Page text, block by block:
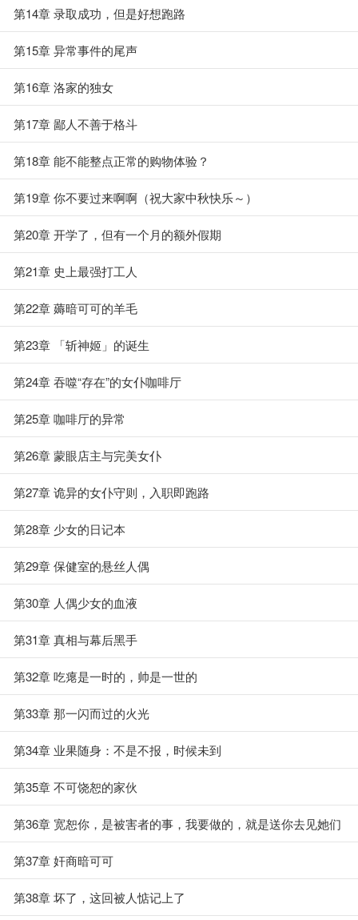
第14章 录取成功，但是好想跑路
第15章 异常事件的尾声
第16章 洛家的独女
第17章 鄙人不善于格斗
第18章 能不能整点正常的购物体验？
第19章 你不要过来啊啊（祝大家中秋快乐～）
第20章 开学了，但有一个月的额外假期
第21章 史上最强打工人
第22章 薅暗可可的羊毛
第23章 「斩神姬」的诞生
第24章 吞噬“存在”的女仆咖啡厅
第25章 咖啡厅的异常
第26章 蒙眼店主与完美女仆
第27章 诡异的女仆守则，入职即跑路
第28章 少女的日记本
第29章 保健室的悬丝人偶
第30章 人偶少女的血液
第31章 真相与幕后黑手
第32章 吃瘪是一时的，帅是一世的
第33章 那一闪而过的火光
第34章 业果随身：不是不报，时候未到
第35章 不可饶恕的家伙
第36章 宽恕你，是被害者的事，我要做的，就是送你去见她们
第37章 奸商暗可可
第38章 坏了，这回被人惦记上了